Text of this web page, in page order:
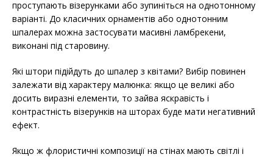
проступають візерунками або зупиніться на однотонному
варіанті. До класичних орнаментів або однотонним
шпалерах можна застосувати масивні ламбрекени,
виконані під старовину.
Які штори підійдуть до шпалер з квітами? Вибір повинен
залежати від характеру малюнка: якщо це великі або
досить виразні елементи, то зайва яскравість і
контрастність візерунків на шторах буде мати негативний
ефект.
Якщо ж флористичні композиції на стінах мають світлі і